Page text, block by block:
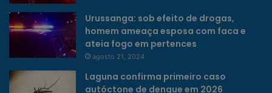
Urussanga: sob efeito de drogas,
homem ameaça esposa com faca e
ateia fogo em pertences
agosto 21, 2024
Laguna confirma primeiro caso
autóctone de dengue em 2026